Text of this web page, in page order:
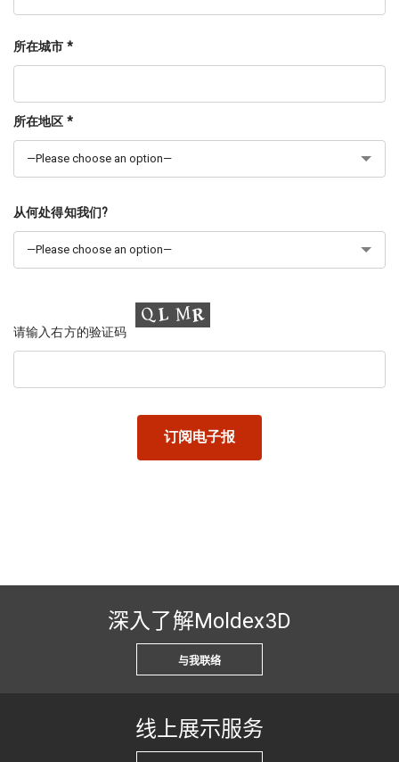
所在城市 *
所在地区 *
从何处得知我们?
请输入右方的验证码
深入了解Moldex3D
与我联络
线上展示服务